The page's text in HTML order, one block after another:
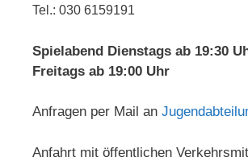
Tel.: 030 6159191
Spielabend Dienstags ab 19:30
Freitags ab 19:00 Uhr
Anfragen per Mail an
Anfahrt mit öffentlichen